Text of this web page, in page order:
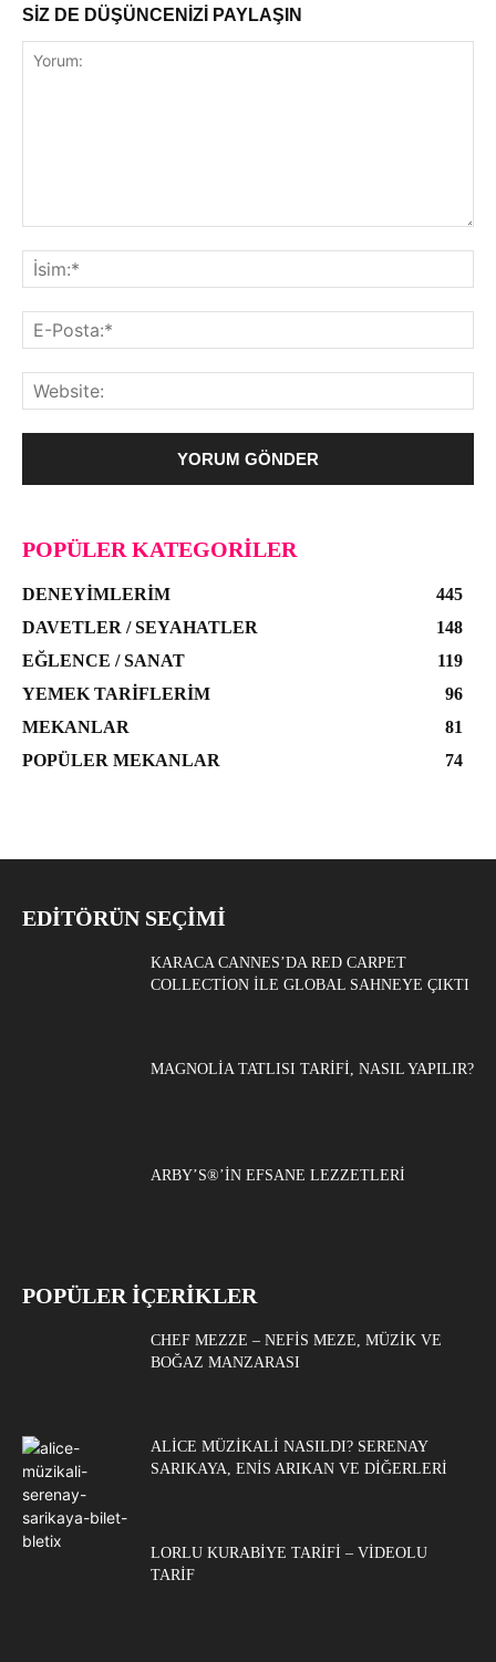
SİZ DE DÜŞÜNCENİZİ PAYLAŞIN
POPÜLER KATEGORILER
DENEYIMLERIM
445
DAVETLER / SEYAHATLER
148
EĞLENCE / SANAT
119
YEMEK TARIFLERIM
96
MEKANLAR
81
POPÜLER MEKANLAR
74
EDITÖRÜN SEÇIMI
KARACA CANNES’DA RED CARPET
COLLECTION ILE GLOBAL SAHNEYE ÇIKTI
MAGNOLIA TATLISI TARIFI, NASIL YAPILIR?
ARBY’S®’IN EFSANE LEZZETLERI
POPÜLER İÇERİKLER
CHEF MEZZE – NEFIS MEZE, MÜZIK VE
BOĞAZ MANZARASI
ALICE MÜZIKALI NASILDI? SERENAY
SARIKAYA, ENIS ARIKAN VE DIĞERLERI
LORLU KURABIYE TARIFI – VIDEOLU
TARIF